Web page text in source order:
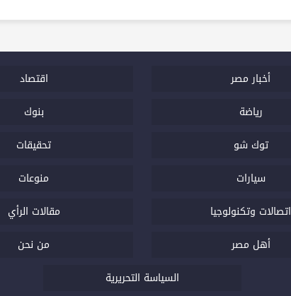
أخبار مصر اقتصاد
رياضة بنوك
توك شو تحقيقات
سيارات منوعات
اتصالات وتكنولوجيا مقالات الرأي
أهل مصر من نحن
السياسة التحريرية